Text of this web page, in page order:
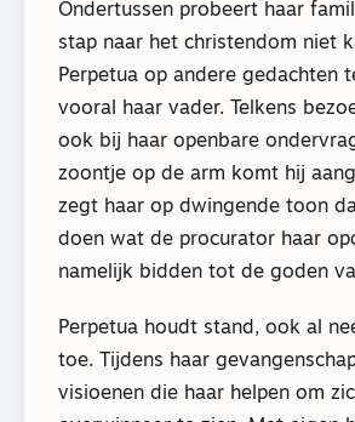
Ondertussen probeert haar
stap naar het christendom niet
Perpetua op andere gedachten
vooral haar vader. Telkens
ook bij haar openbare
zoontje op de arm komt hij
zegt haar op dwingende toon
doen wat de procurator haar
namelijk bidden tot de goden
Perpetua houdt stand, ook al
toe. Tijdens haar
visioenen die haar helpen om